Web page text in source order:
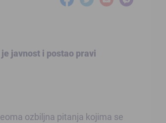
javnost i postao pravi
ozbiljna pitanja kojima se